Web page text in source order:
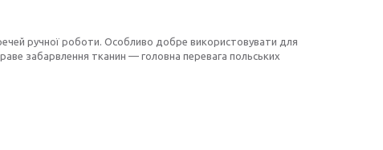
ручної роботи. Особливо добре використовувати для
забарвлення тканин — головна перевага польських